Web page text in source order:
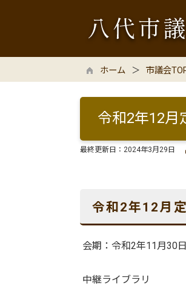
ホーム 市議会
令和2年12月
最終更新日： 2024年3月29日
令和2年12月
会期：令和2年11月30
中継ライブラリ